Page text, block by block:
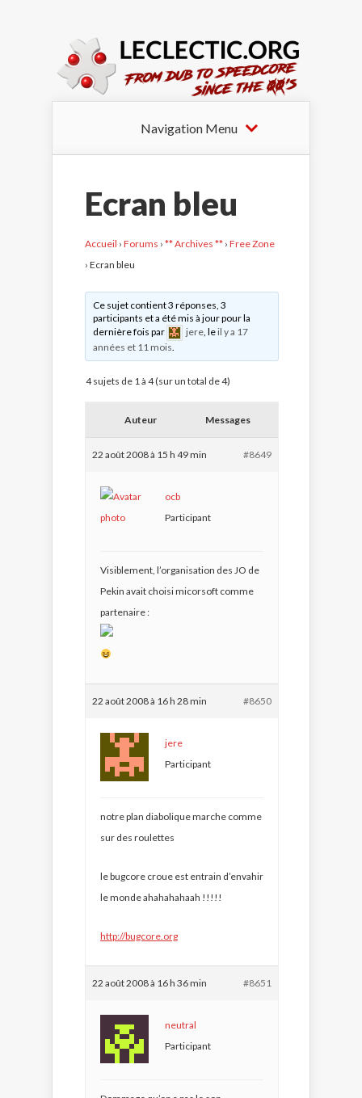
Navigation Menu
Ecran bleu
Accueil › Forums › ** Archives ** › Free Zone
› Ecran bleu
Ce sujet contient 3 réponses, 3
participants et a été mis à jour pour la
dernière fois par
jere , leil y a 17
années et 11 mois
4 sujets de 1 à 4 (sur un total de 4)
Auteur Messages
22 août 2008 à 15 h 49 min #8649
ocb
Participant
Visiblement, l’organisation des JO de
Pekin avait choisi micorsoft comme
partenaire :
22 août 2008 à 16 h 28 min #8650
jere
Participant
notre plan diabolique marche comme
sur des roulettes
le bugcore croue est entrain d’envahir
le monde ahahahahaah !!!!!
http://bugcore.org
22 août 2008 à 16 h 36 min #8651
neutral
Participant